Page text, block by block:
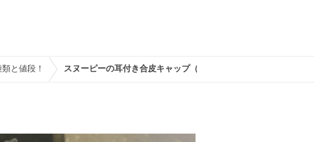
と値段！ スヌーピーの耳付き合皮キャップ（ベージュ）